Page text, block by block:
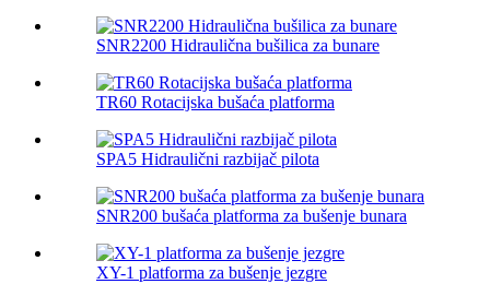
SNR2200 Hidraulična bušilica za bunare
TR60 Rotacijska bušaća platforma
SPA5 Hidraulični razbijač pilota
SNR200 bušaća platforma za bušenje bunara
XY-1 platforma za bušenje jezgre